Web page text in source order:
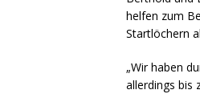
helfen zum
Startlöchern
„Wir haben
allerdings bis